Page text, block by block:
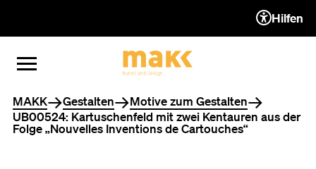
ZUM INHALT (ACCESSKEY 1)
ZUR NAVIGATION
ZUM FOOTER (ACCESSKEY 3)
MENÜ ÖFFNEN
MENÜ SCHLIESSEN
Hilfen
Sie befinden sich hier
MAKK Gestalten
Motive zum Gestalten
UB00524: Kartuschenfeld mit zwei Kentauren aus der
Folge „Nouvelles Inventions de Cartouches“